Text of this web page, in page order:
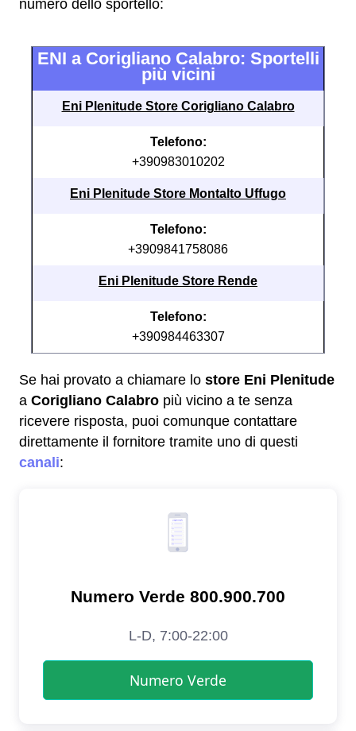
numero dello sportello:
ENI a Corigliano Calabro: Sportelli
più vicini
Eni Plenitude Store Corigliano Calabro
Telefono:
+390983010202
Eni Plenitude Store Montalto Uffugo
Telefono:
+3909841758086
Eni Plenitude Store Rende
Telefono:
+390984463307
Se hai provato a chiamare lo store Eni Plenitude
a Corigliano Calabro più vicino a te senza
ricevere risposta, puoi comunque contattare
direttamente il fornitore tramite uno di questi
canali: